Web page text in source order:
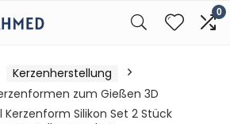
0
Kerzenherstellung
zum Gießen 3D
Kerzenform Silikon Set 2 Stück